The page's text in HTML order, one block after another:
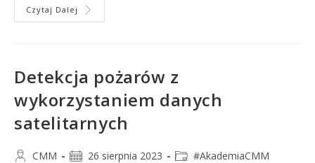
Czytaj Dalej
Detekcja pożarów z
wykorzystaniem danych
satelitarnych
CMM 26 sierpnia 2023 #AkademiaCMM